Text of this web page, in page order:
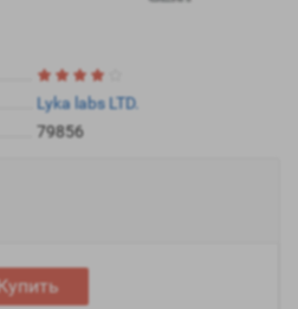
Lyka labs LTD.
79856